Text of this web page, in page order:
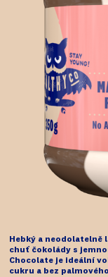
Hebký a
chuť čokolády s
Chocolate je ideální
cukru a bez